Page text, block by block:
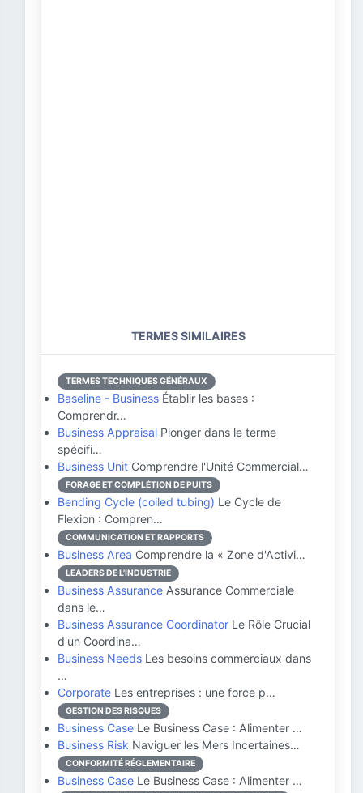
TERMES SIMILAIRES
TERMES TECHNIQUES GÉNÉRAUX
Baseline - Business Établir les bases :
Comprendr…
Business Appraisal Plonger dans le terme
spécifi…
Business Unit Comprendre l'Unité Commercial…
FORAGE ET COMPLÉTION DE PUITS
Bending Cycle (coiled tubing) Le Cycle de
Flexion : Compren…
COMMUNICATION ET RAPPORTS
Business Area Comprendre la « Zone d'Activi…
LEADERS DE L'INDUSTRIE
Business Assurance Assurance Commerciale
dans le…
Business Assurance Coordinator Le Rôle Crucial
d'un Coordina…
Business Needs Les besoins commerciaux dans
…
Corporate Les entreprises : une force p…
GESTION DES RISQUES
Business Case Le Business Case : Alimenter …
Business Risk Naviguer les Mers Incertaines…
CONFORMITÉ RÉGLEMENTAIRE
Business Case Le Business Case : Alimenter …